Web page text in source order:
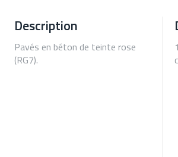
Description
Pavés en béton de teinte rose
(RG7).